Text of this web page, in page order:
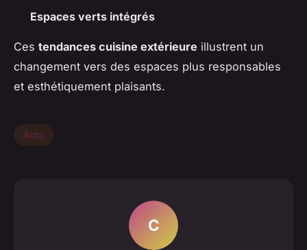
Espaces verts intégrés
Ces tendances cuisine extérieure illustrent un
changement vers des espaces plus responsables
et esthétiquement plaisants.
Actu
C